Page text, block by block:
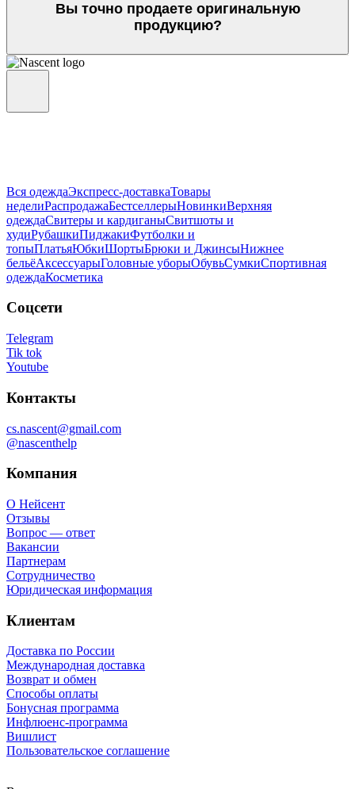
Вы точно продаете оригинальную
продукцию?
Вся одеждаЭкспресс-доставкаТовары
неделиРаспродажаБестселлерыНовинкиВерхняя
одеждаСвитеры и кардиганыСвитшоты и
худиРубашкиПиджакиФутболки и
топыПлатьяЮбкиШортыБрюки и ДжинсыНижнее
бельёАксессуарыГоловные уборыОбувьСумкиСпортивная
одеждаКосметика
Соцсети
Telegram
Tik tok
Youtube
Контакты
cs.nascent@gmail.com
@nascenthelp
Компания
О Нейсент
Отзывы
Вопрос — ответ
Вакансии
Партнерам
Сотрудничество
Юридическая информация
Клиентам
Доставка по России
Международная доставка
Возврат и обмен
Способы оплаты
Бонусная программа
Инфлюенс-программа
Вишлист
Пользовательское соглашение